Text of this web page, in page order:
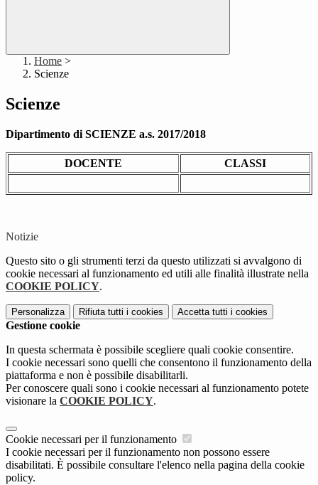
Home >
Scienze
Scienze
Dipartimento di SCIENZE a.s. 2017/2018
DOCENTE CLASSI
Notizie
Questo sito o gli strumenti terzi da questo utilizzati si avvalgono di
cookie necessari al funzionamento ed utili alle finalità illustrate nella
COOKIE POLICY.
Personalizza Rifiuta tutti i cookies Accetta tutti i cookies
Gestione cookie
In questa schermata è possibile scegliere quali cookie consentire.
I cookie necessari sono quelli che consentono il funzionamento della
piattaforma e non è possibile disabilitarli.
Per conoscere quali sono i cookie necessari al funzionamento potete
visionare la COOKIE POLICY.
Cookie necessari per il funzionamento
I cookie necessari per il funzionamento non possono essere
disabilitati. È possibile consultare l'elenco nella pagina della cookie
policy.